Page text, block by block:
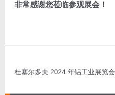
非常感谢您莅临参观展会！
杜塞尔多夫 2024 年铝工业展览会